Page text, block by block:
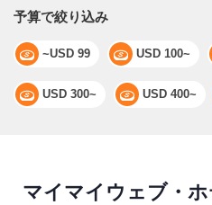
予算で絞り込み
~USD 99 USD 100~
USD 300~ USD 400~
マイマイウェブ・